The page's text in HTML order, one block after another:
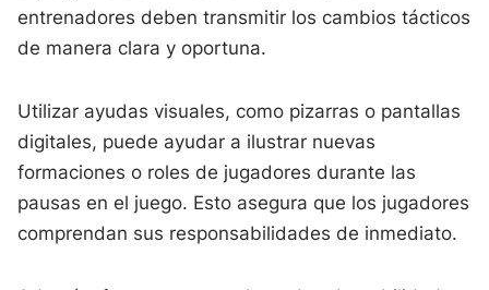
entrenadores deben transmitir los cambios tácticos
de manera clara y oportuna.
Utilizar ayudas visuales, como pizarras o pantallas
digitales, puede ayudar a ilustrar nuevas
formaciones o roles de jugadores durante las
pausas en el juego. Esto asegura que los jugadores
comprendan sus responsabilidades de inmediato.